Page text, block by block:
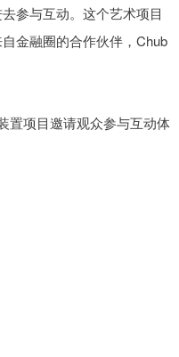
参与互动。这个艺术项目
金融圈的合作伙伴，Chub